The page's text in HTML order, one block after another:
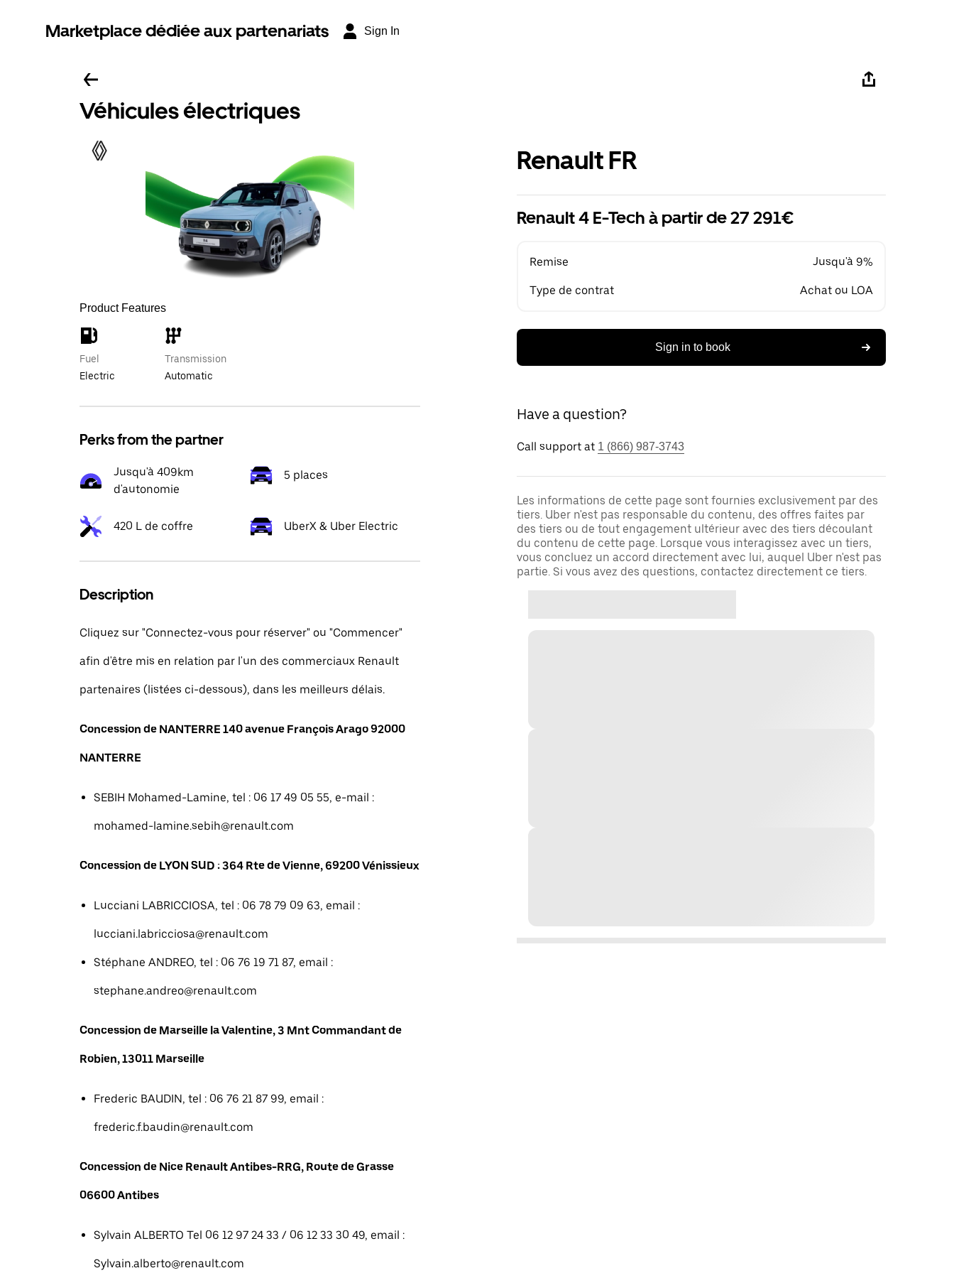
Marketplace dédiée aux partenariats Sign In
Véhicules électriques
Product Features
Fuel
Electric
Transmission
Automatic
Perks from the partner
Jusqu'à 409km
d'autonomie
5 places
420 L de coffre UberX & Uber Electric
Description
Cliquez sur "Connectez-vous pour réserver" ou "Commencer"
afin d'être mis en relation par l'un des commerciaux Renault
partenaires (listées ci-dessous), dans les meilleurs délais.
Concession de NANTERRE 140 avenue François Arago 92000
NANTERRE
SEBIH Mohamed-Lamine, tel : 06 17 49 05 55, e-mail :
mohamed-lamine.sebih@renault.com
Concession de LYON SUD : 364 Rte de Vienne, 69200 Vénissieux
Lucciani LABRICCIOSA, tel : 06 78 79 09 63, email :
lucciani.labricciosa@renault.com
Stéphane ANDREO, tel : 06 76 19 71 87, email :
stephane.andreo@renault.com
Concession de Marseille la Valentine, 3 Mnt Commandant de
Robien, 13011 Marseille
Frederic BAUDIN, tel : 06 76 21 87 99, email :
frederic.f.baudin@renault.com
Concession de Nice Renault Antibes-RRG, Route de Grasse
06600 Antibes
Sylvain ALBERTO Tel 06 12 97 24 33 / 06 12 33 30 49, email :
Sylvain.alberto@renault.com
Renault FR
Renault 4 E-Tech à partir de 27 291€
Remise Jusqu'à 9%
Type de contrat Achat ou LOA
Sign in to book
Have a question?
Call support at 1 (866) 987-3743
Les informations de cette page sont fournies exclusivement par des
tiers. Uber n'est pas responsable du contenu, des offres faites par
des tiers ou de tout engagement ultérieur avec des tiers découlant
du contenu de cette page. Lorsque vous interagissez avec un tiers,
vous concluez un accord directement avec lui, auquel Uber n'est pas
partie. Si vous avez des questions, contactez directement ce tiers.